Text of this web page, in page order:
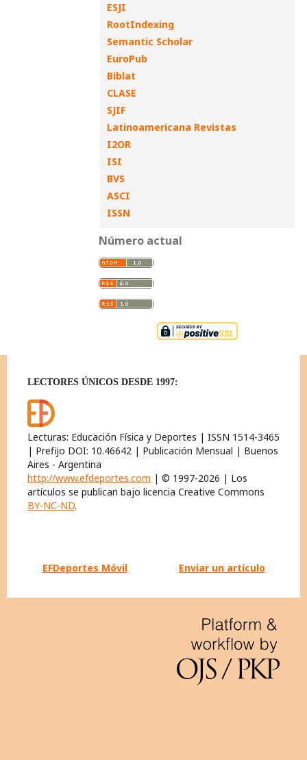
ESJI
RootIndexing
Semantic Scholar
EuroPub
Biblat
CLASE
SJIF
Latinoamericana Revistas
I2OR
ISI
BVS
ASCI
ISSN
Número actual
LECTORES ÚNICOS DESDE 1997:
Lecturas: Educación Física y Deportes | ISSN 1514-3465
| Prefijo DOI: 10.46642 | Publicación Mensual | Buenos
Aires - Argentina
http://www.efdeportes.com | © 1997-2026 | Los
artículos se publican bajo licencia Creative Commons
BY-NC-ND.
EFDeportes Móvil Enviar un artículo